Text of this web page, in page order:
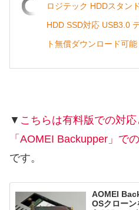
ロジテック HDDスタン
HDD SSD対応 USB3.0
ト無償ダウンロード可
▼ こちらは有料版での対
「AOMEI Backupper」で
です。
AOMEI
OSクロー